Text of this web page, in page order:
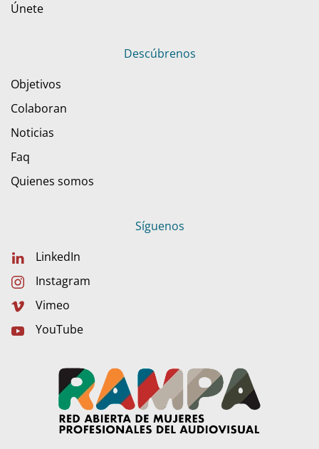
Únete
Descúbrenos
Objetivos
Colaboran
Noticias
Faq
Quienes somos
Síguenos
LinkedIn
Instagram
Vimeo
YouTube